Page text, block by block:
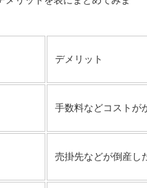
デメリット
手数料などコストが
売掛先などが倒産し